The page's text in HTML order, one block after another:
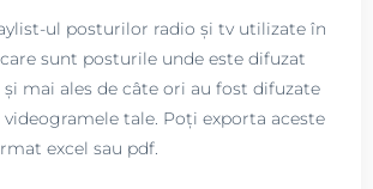
ul posturilor radio și tv utilizate în
sunt posturile unde este difuzat
mai ales de câte ori au fost difuzate
tale. Poți exporta aceste
excel sau pdf.
de mai jos.